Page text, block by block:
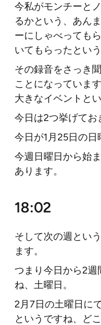
今私がモンチーと
るかという、あん
ーにしゃべっても
いてもらったという
その録音をさっき
ことになっていま
大きなイベントとい
今日は2つ挙げてお
今日が1月25日の日
今週日曜日から始
あります。
18:02
そして次の週とい
ます。
つまり今日から2週
ね、土曜日。
2月7日の土曜日に
というですね、ど